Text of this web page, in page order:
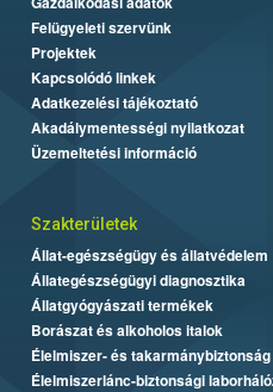
Felügyeleti szervünk
Projektek
Kapcsolódó linkek
Adatkezelési tájékoztató
Akadálymentességi nyilatkozat
Üzemeltetési információ
Szakterületek
Állat-egészségügy és állatvédelem
Állategészségügyi diagnosztika
Állatgyógyászati termékek
Borászat és alkoholos italok
Élelmiszer- és takarmánybiztonság
Élelmiszerlánc-biztonsági